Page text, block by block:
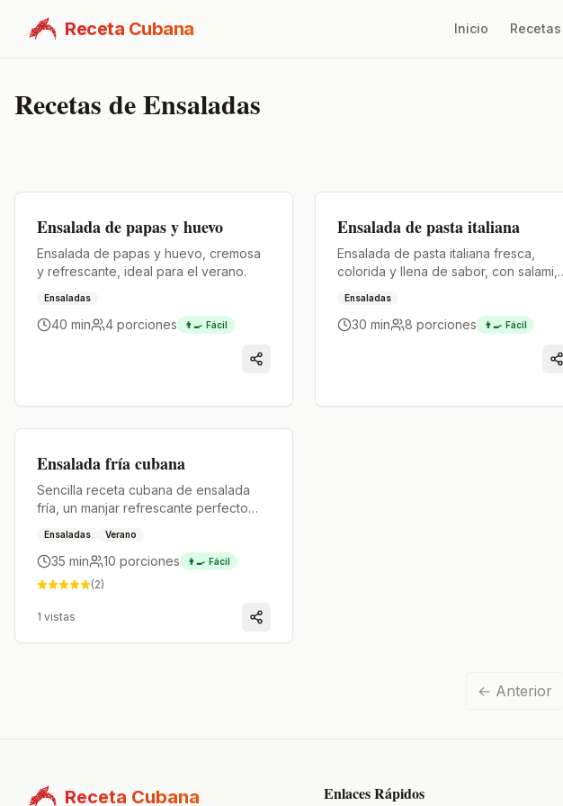
Receta Cubana Inicio Recetas
Recetas deEnsaladas
Ensalada de papas y huevo
Ensalada de papas y huevo, cremosa
y refrescante, ideal para el verano.
Ensaladas
40 min 4 porciones 👨‍🍳 Fácil
Ensalada de pasta italiana
Ensalada de pasta italiana fresca,
colorida y llena de sabor, con salami,
casero cremoso y aromático.
Ensaladas
30 min 8 porciones 👨‍🍳 Fácil
Ensalada fría cubana
Sencilla receta cubana de ensalada
fría, un manjar refrescante perfecto
Ensaladas Verano
35 min 10 porciones 👨‍🍳 Fácil
(2)
1 vistas
← Anterior
Receta Cubana Enlaces Rápidos